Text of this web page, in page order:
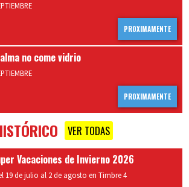
PROXIMAMENTE
PROXIMAMENTE
no come vidrio
VER TODAS
Vacaciones de Invierno 2026
19 de julio al 2 de agosto en Timbre 4